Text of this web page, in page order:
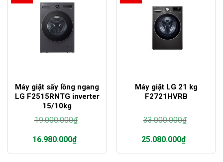
Máy giặt sấy lồng ngang
LG F2515RNTG inverter
15/10kg
19.000.000₫
Giá
gốc
là:
16.980.000₫
Giá
Máy giặt LG 21 kg
F2721HVRB
33.000.000₫
Giá
gốc
là:
25.080.000₫
Giá